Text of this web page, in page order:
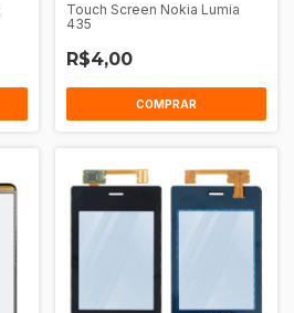
Touch Screen Nokia Lumia
435
R$4,00
COMPRAR